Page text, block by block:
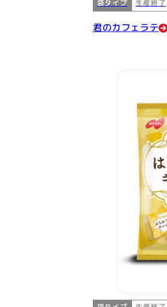
袋タイプ 生産終了
君のカフェラテ